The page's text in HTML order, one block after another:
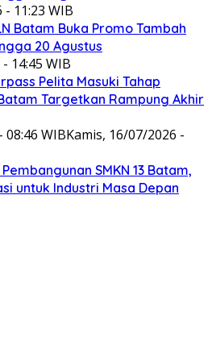
11:23 WIB
Batam Buka Promo Tambah
20 Agustus
14:45 WIB
Pelita Masuki Tahap
Targetkan Rampung Akhir
08:46 WIBKamis, 16/07/2026 -
SMKN 13 Batam,
untuk Industri Masa Depan